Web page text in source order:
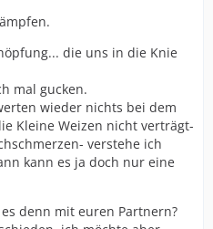
die uns in die Knie
mal gucken.
wieder nichts bei dem
Kleine Weizen nicht verträgt-
verstehe ich
kann es ja doch nur eine
denn mit euren Partnern?